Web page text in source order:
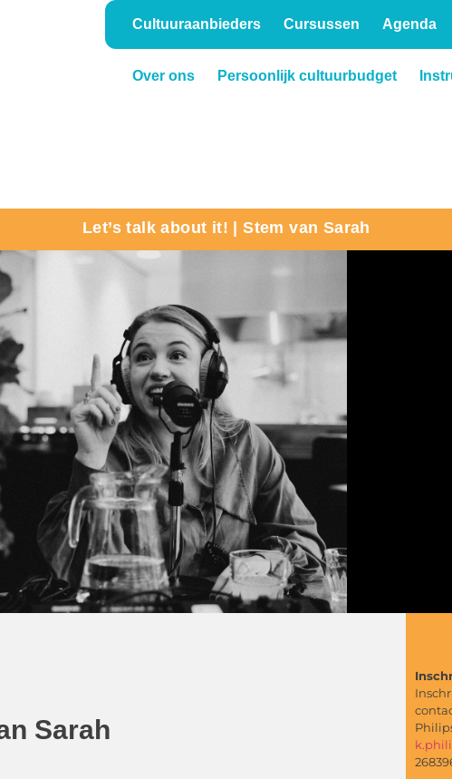
Cultuuraanbieders Cursussen Agenda
Over ons Persoonlijk cultuurbudget
Let’s talk about it! | Stem van Sarah
Sarah